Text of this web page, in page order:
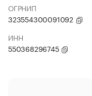
ОГРНИП
323554300091092
ИНН
550368296745